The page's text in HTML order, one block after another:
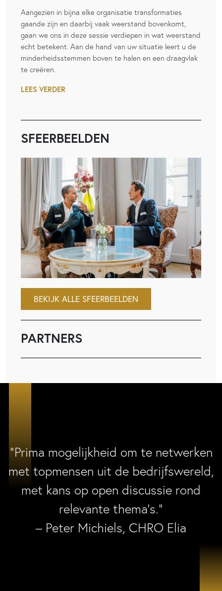
Aangezien in bijna elke organisatie transformaties
gaande zijn en daarbij vaak weerstand bovenkomt,
gaan we ons in deze sessie verdiepen in wat weerstand
echt betekent. Aan de hand van uw situatie leert u de
minderheidsstemmen boven te halen en een draagvlak
te creëren.
LEES VERDER
SFEERBEELDEN
BEKIJK ALLE SFEERBEELDEN
PARTNERS
“Prima mogelijkheid om te netwerken
met topmensen uit de bedrijfswereld,
met kans op open discussie rond
relevante thema’s.”
– Peter Michiels, CHRO Elia